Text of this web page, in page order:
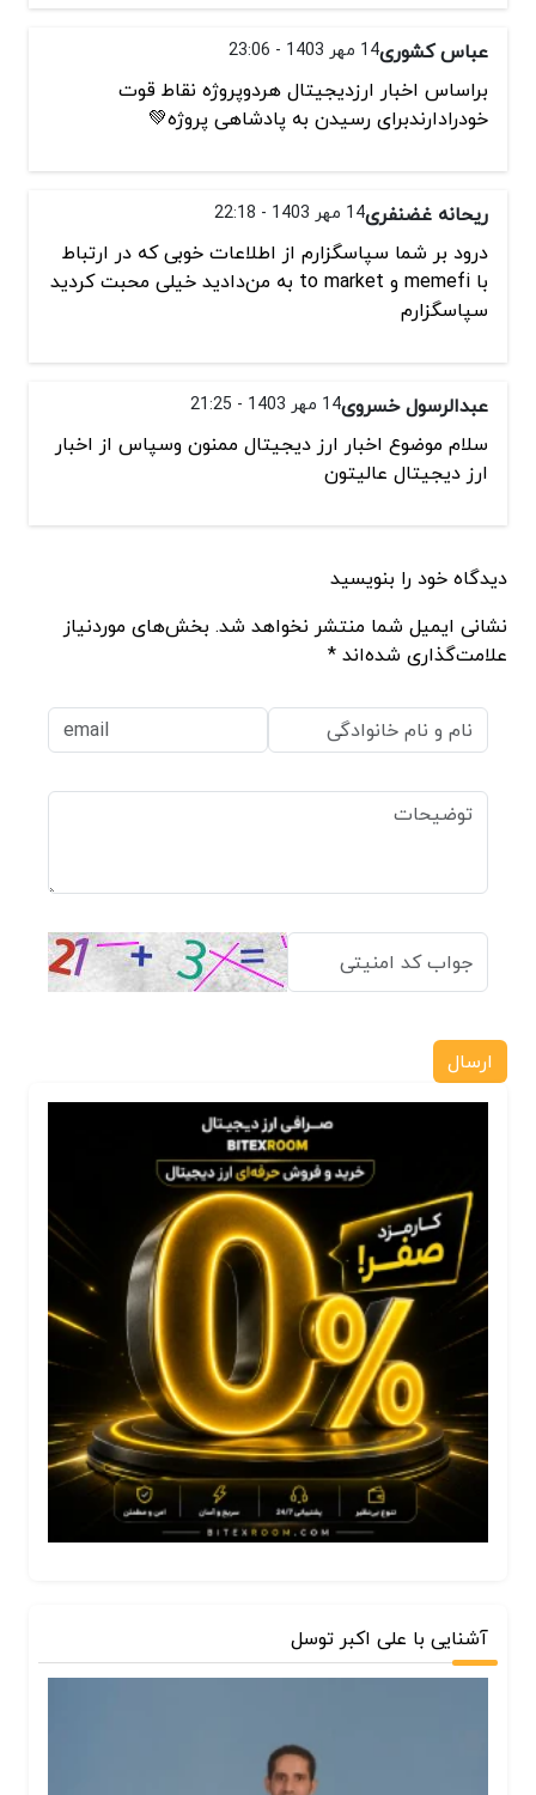
عباس کشوری14 مهر 1403 - 23:06
براساس اخبار ارزدیجیتال هردوپروژه نقاط قوت
خودرادارندبرای رسیدن به پادشاهی پروژه💚
ریحانه غضنفری14 مهر 1403 - 22:18
درود بر شما سپاسگزارم از اطلاعات خوبی که در ارتباط
با memefi و to market به من‌دادید خیلی محبت کردید
سپاسگزارم
عبدالرسول خسروی14 مهر 1403 - 21:25
سلام موضوع اخبار ارز دیجیتال ممنون وسپاس از اخبار
ارز دیجیتال عالیتون
دیدگاه خود را بنویسید
نشانی ایمیل شما منتشر نخواهد شد. بخش‌های موردنیاز
علامت‌گذاری شده‌اند *
ارسال
آشنایی با علی اکبر توسل